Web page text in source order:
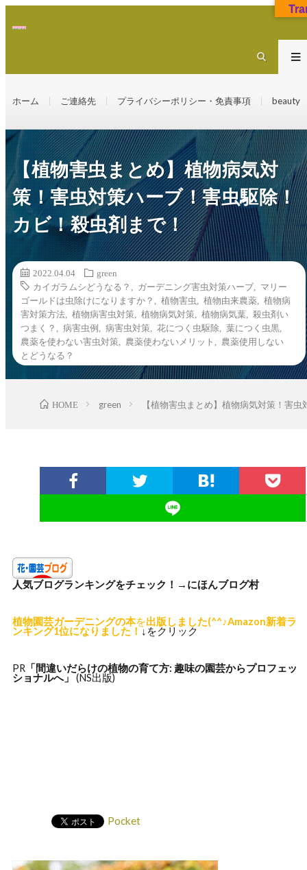
ホーム ご連絡先 プライバシーポリシー・免責事項 beauty
【植物害虫まとめ】植物病気対
策！害虫対策ハーブ！害虫駆除！
カビ！殺虫剤まで！
2022.04.04
green
カイガラムシどうなる？
ガーデニング害虫対策ハーブ
マリー
ゴールドは虫除けになりますか？
植物害虫 植物由来農薬
植物病
害対策方法
植物病害虫対策 植物病気対策 植物病気葉
殺虫剤い
つまく？
病害虫例 病害虫対策 花につく虫駆除 葉につく虫黒
農薬を使わない害虫対策
農薬使わないメリット
農薬使用しない
とどうなる？
HOME green 【植物害虫まとめ】植物病気対策！害
人気ブログランキングをチェック！→ にほんブログ村
植物園芸ガーデニングの本を出版しました(^^♪Amazon新着ラ
ンキング1位になりました！↓をクリック
PR 「間違いだらけの植物の育て方: 趣味の園芸からプロフェッ
ショナルへ」
(NS出版)
Pocket